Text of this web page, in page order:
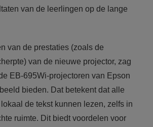
van de leerlingen op de lange
van de prestaties (zoals de
van de nieuwe projector, zag
EB-695Wi-projectoren van Epson
bieden. Dat betekent dat alle
de tekst kunnen lezen, zelfs in
ruimte. Dit biedt voordelen voor